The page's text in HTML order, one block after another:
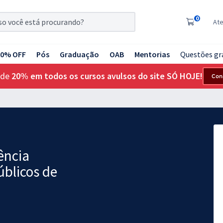
0
OFF Pós Graduação OAB Mentorias Questões
20% em todos os cursos avulsos do site SÓ HOJE!
de